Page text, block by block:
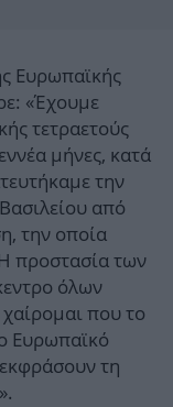
Ευρωπαϊκής
«Έχουμε
τετραετούς
μήνες, κατά
την
από
την οποία
προστασία των
όλων
που το
Ευρωπαϊκό
τη